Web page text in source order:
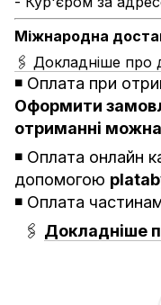
Міжнародна
🖇 Докладніше про
◾️ Оплата при
Оформити
отриманні можна
◾️ Оплата онлайн
допомогою
◾️ Оплата
🖇 Докладніше